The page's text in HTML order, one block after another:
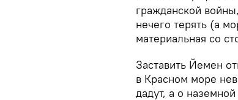
гражданской
нечего терять (а
материальная со
Заставить Йемен
в Красном море
дадут, а о